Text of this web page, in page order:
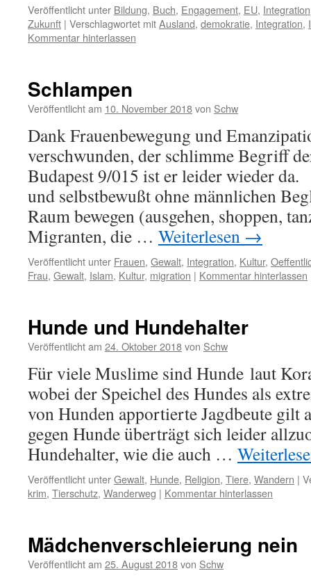
Veröffentlicht unter Bildung, Buch, Engagement, EU, Integration
Zukunft | Verschlagwortet mitAusland, demokratie, Integration,
Kommentar hinterlassen
Schlampen
Veröffentlicht am 10. November 2018von Schw
Dank Frauenbewegung und
verschwunden, der schlimme Begriff
Budapest 9/015 ist er leider wieder
und selbstbewußt ohne männlichen
Raum bewegen (ausgehen, shoppen,
Migranten, die … Weiterlesen →
Veröffentlicht unter Frauen, Gewalt, Integration, Kultur,
Frau, Gewalt, Islam, Kultur, migration | Kommentar hinterlassen
Hunde und Hundehalter
Veröffentlicht am 24. Oktober 2018von Schw
Für viele Muslime sind Hunde laut
wobei der Speichel des Hundes als
von Hunden apportierte Jagdbeute gilt
gegen Hunde überträgt sich leider
Hundehalter, wie die auch …
Veröffentlicht unterGewalt, Hunde, Religion, Tiere, Wandern |
krim, Tierschutz, Wanderweg | Kommentar hinterlassen
Mädchenverschleierung nein
Veröffentlicht am 25. August 2018von Schw